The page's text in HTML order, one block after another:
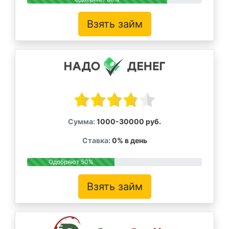
Взять займ
Сумма: 1000-30000 руб.
Ставка: 0% в день
Одобряют 50%
Взять займ